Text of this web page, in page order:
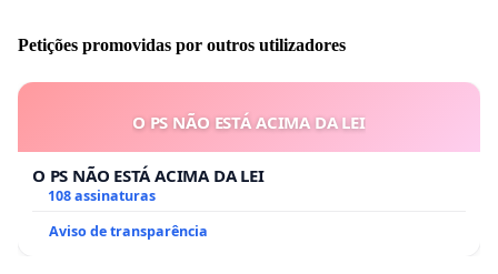
Petições promovidas por outros utilizadores
O PS NÃO ESTÁ ACIMA DA LEI
O PS NÃO ESTÁ ACIMA DA LEI
108 assinaturas
Aviso de transparência